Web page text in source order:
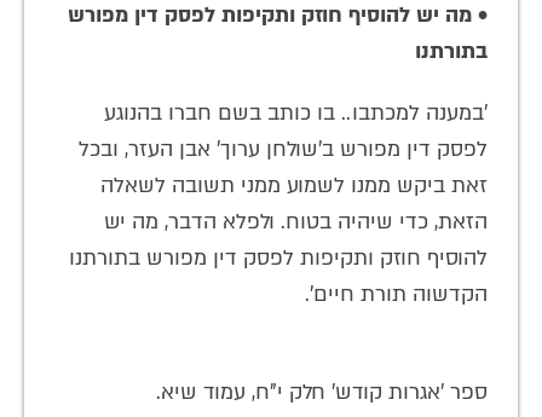
• מה יש להוסיף חוזק ותקיפות לפסק דין מפורש
בתורתנו
'במענה למכתבו.. בו כותב בשם חברו בהנוגע
לפסק דין מפורש ב'שולחן ערוך' אבן העזר, ובכל
זאת ביקש ממנו לשמוע ממני תשובה לשאלה
הזאת, כדי שיהיה בטוח. ולפלא הדבר, מה יש
להוסיף חוזק ותקיפות לפסק דין מפורש בתורתנו
הקדשוה תורת חיים'.
ספר 'אגרות קודש' חלק י"ח, עמוד שיא.